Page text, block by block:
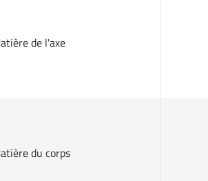
de l'axe
du corps